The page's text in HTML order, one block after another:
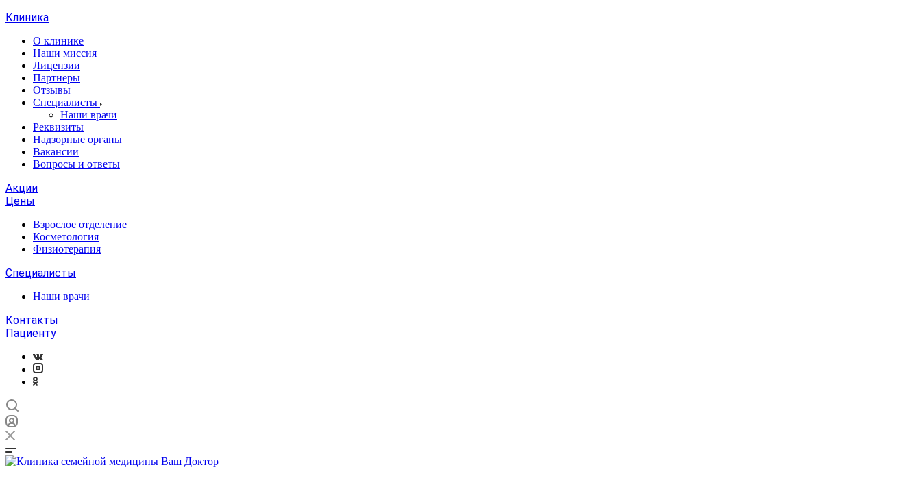
Клиника
О клинике
Наши миссия
Лицензии
Партнеры
Отзывы
Специалисты
Наши врачи
Реквизиты
Надзорные органы
Вакансии
Вопросы и ответы
Акции
Цены
Взрослое отделение
Косметология
Физиотерапия
Специалисты
Наши врачи
Контакты
Пациенту